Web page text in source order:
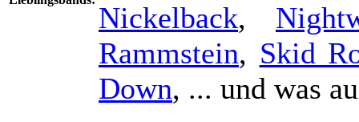
Nickelback,
Rammstein, Skid
Down, ... und was